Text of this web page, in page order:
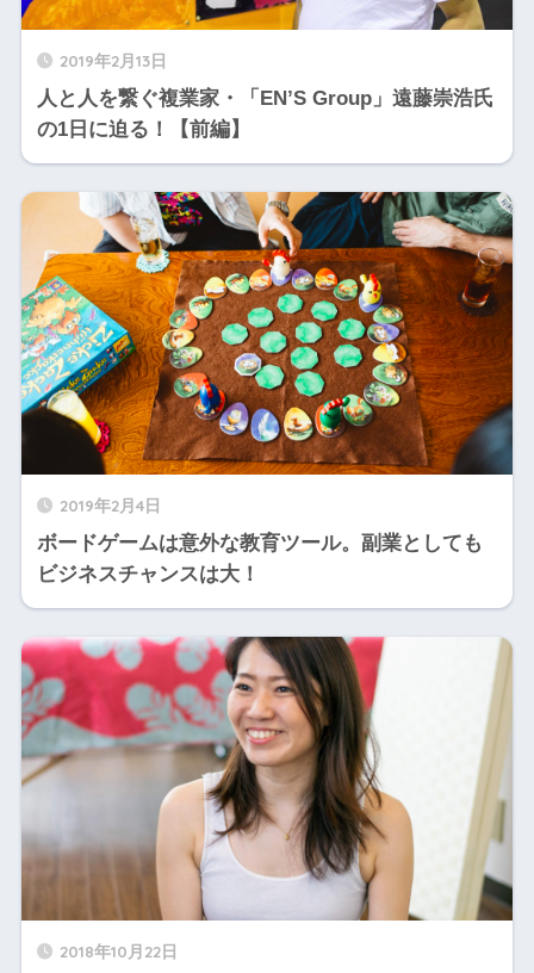
2019年2月13日
人と人を繋ぐ複業家・「EN’S Group」遠藤崇浩氏
の1日に迫る！【前編】
2019年2月4日
ボードゲームは意外な教育ツール。副業としても
ビジネスチャンスは大！
2018年10月22日